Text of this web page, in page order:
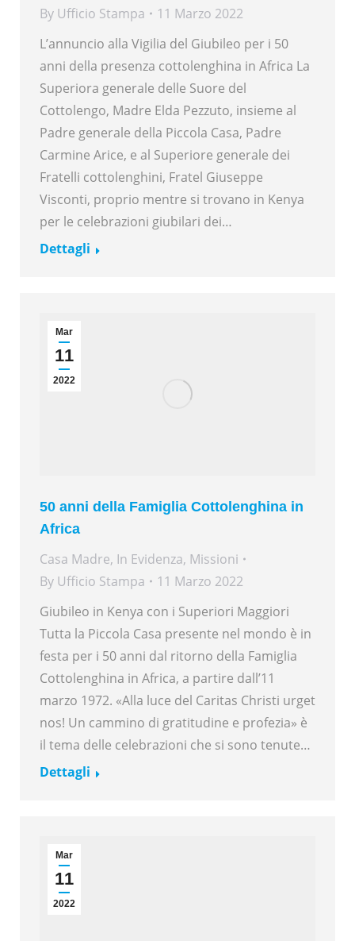
By Ufficio Stampa
11 Marzo 2022
L’annuncio alla Vigilia del Giubileo per i 50
anni della presenza cottolenghina in Africa La
Superiora generale delle Suore del
Cottolengo, Madre Elda Pezzuto, insieme al
Padre generale della Piccola Casa, Padre
Carmine Arice, e al Superiore generale dei
Fratelli cottolenghini, Fratel Giuseppe
Visconti, proprio mentre si trovano in Kenya
per le celebrazioni giubilari dei…
Dettagli
Mar
11
2022
50 anni della Famiglia Cottolenghina in
Africa
Casa Madre, In Evidenza, Missioni
By Ufficio Stampa
11 Marzo 2022
Giubileo in Kenya con i Superiori Maggiori
Tutta la Piccola Casa presente nel mondo è in
festa per i 50 anni dal ritorno della Famiglia
Cottolenghina in Africa, a partire dall’11
marzo 1972. «Alla luce del Caritas Christi urget
nos! Un cammino di gratitudine e profezia» è
il tema delle celebrazioni che si sono tenute…
Dettagli
Mar
11
2022